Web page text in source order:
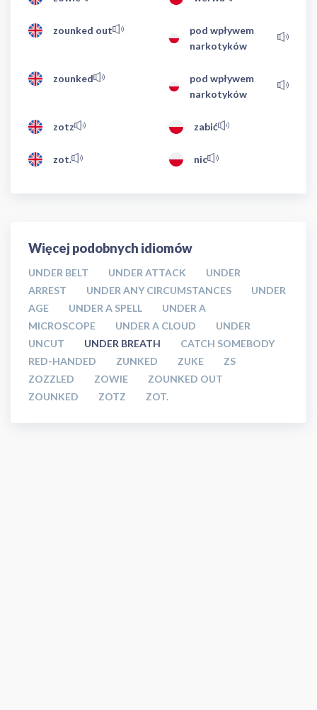
zounked out
pod wpływem
narkotyków
zounked
pod wpływem
narkotyków
zotz zabić
zot. nic
Więcej podobnych idiomów
UNDER BELT UNDER ATTACK
UNDER
ARREST
UNDER ANY CIRCUMSTANCES
UNDER
AGE
UNDER A SPELL
UNDER A
MICROSCOPE
UNDER A CLOUD
UNDER
UNCUT
UNDER BREATH
CATCH SOMEBODY
RED-HANDED
ZUNKED ZUKE
ZS
ZOZZLED
ZOWIE
ZOUNKED OUT
ZOUNKED
ZOTZ ZOT.